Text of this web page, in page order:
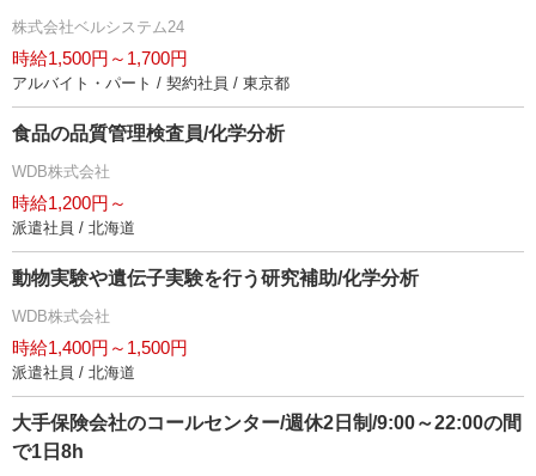
株式会社ベルシステム24
時給1,500円～1,700円
アルバイト・パート / 契約社員 / 東京都
食品の品質管理検査員/化学分析
WDB株式会社
時給1,200円～
派遣社員 / 北海道
動物実験や遺伝子実験を行う研究補助/化学分析
WDB株式会社
時給1,400円～1,500円
派遣社員 / 北海道
大手保険会社のコールセンター/週休2日制/9:00～22:00の間
で1日8h